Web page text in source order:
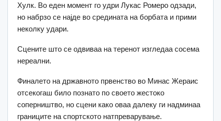
Хулк. Во еден момент го удри Лукас Ромеро одзади,
но набрзо се најде во средината на борбата и прими
неколку удари.
Сцените што се одвиваа на теренот изгледаа сосема
нереални.
Финалето на државното првенство во Минас Жераис
отсекогаш било познато по своето жестоко
соперништво, но сцени како оваа далеку ги надминаа
границите на спортското натпреварување.